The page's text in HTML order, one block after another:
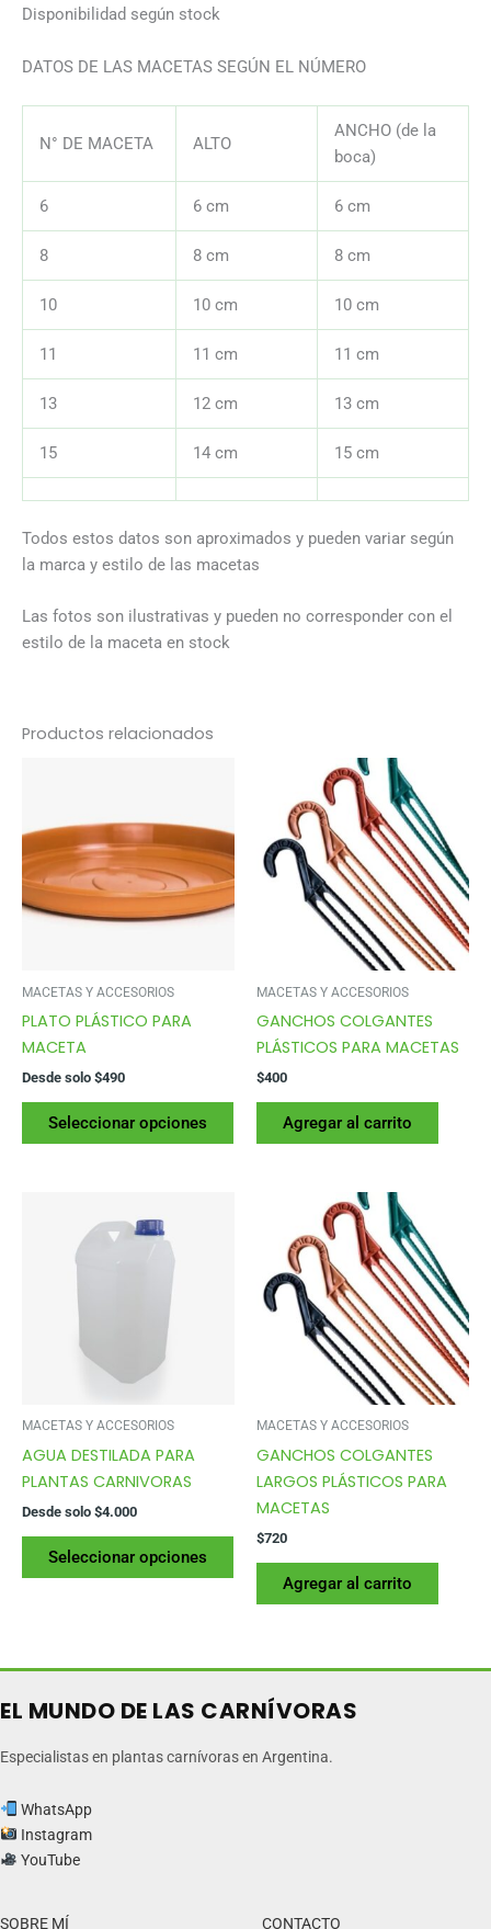
Disponibilidad según stock
DATOS DE LAS MACETAS SEGÚN EL NÚMERO
N° DE MACETA ALTO
ANCHO (de la
boca)
6 6 cm 6 cm
8 8 cm 8 cm
10 10 cm 10 cm
11 11 cm 11 cm
13 12 cm 13 cm
15 14 cm 15 cm
Todos estos datos son aproximados y pueden variar según
la marca y estilo de las macetas
Las fotos son ilustrativas y pueden no corresponder con el
estilo de la maceta en stock
Productos relacionados
MACETAS Y ACCESORIOS
PLATO PLÁSTICO PARA
MACETA
Desde solo $490
Seleccionar opciones
Este
producto
opciones
pueden
página
producto
MACETAS Y ACCESORIOS
GANCHOS COLGANTES
PLÁSTICOS PARA MACETAS
$400
Agregar al carrito
MACETAS Y ACCESORIOS
AGUA DESTILADA PARA
PLANTAS CARNIVORAS
Desde solo $4.000
Seleccionar opciones
Este
producto
Las
opciones
se
pueden
MACETAS Y ACCESORIOS
GANCHOS COLGANTES
LARGOS PLÁSTICOS PARA
MACETAS
$720
Agregar al carrito
EL MUNDO DE LAS CARNÍVORAS
Especialistas en plantas carnívoras en Argentina.
WhatsApp
Instagram
YouTube
SOBRE MÍ CONTACTO